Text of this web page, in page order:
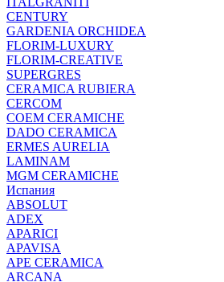
CENTURY
GARDENIA ORCHIDEA
FLORIM-LUXURY
FLORIM-CREATIVE
SUPERGRES
CERAMICA RUBIERA
CERCOM
COEM CERAMICHE
DADO CERAMICA
ERMES AURELIA
LAMINAM
MGM CERAMICHE
Испания
ABSOLUT
ADEX
APARICI
APAVISA
APE CERAMICA
ARCANA